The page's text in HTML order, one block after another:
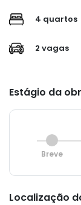
4 quartos
2 vagas
Estágio da
Breve
Localização